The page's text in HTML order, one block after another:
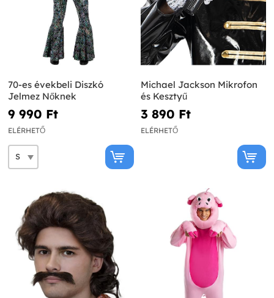
70-es évekbeli Diszkó
Jelmez Nőknek
9 990 Ft‎
ELÉRHETŐ
Michael Jackson Mikrofon
és Kesztyű
3 890 Ft‎
ELÉRHETŐ